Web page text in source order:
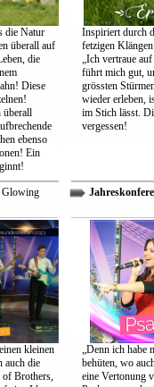
die Natur
überall auf
die
Diese
überall
ebenso
Ein
Inspiriert durch
fetzigen
„Ich vertraue
führt mich gut,
grössten
wieder erleben,
im Stich lässt.
vergessen!
kleinen
auch die
Brothers,
„Denn ich habe
behüten, wo
eine Vertonung